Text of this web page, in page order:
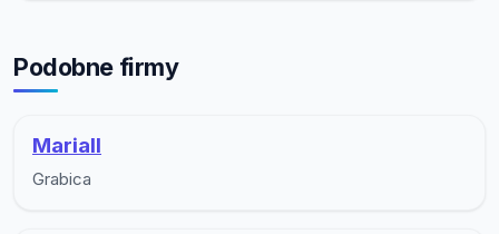
Podobne firmy
Mariall
Grabica